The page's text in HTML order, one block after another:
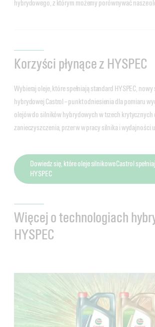
hybrydowego, z którym możemy porównywać nasze
Korzyści płynące z HYSPEC
Wybieraj oleje, które spełniają standard HYSPEC,
hybrydowej Castrol – punkt odniesienia dla pomiaru
olejów do silników hybrydowych w trzech krytycznych
zanieczyszczenia, przerw w pracy silnika i wydajności
Dowiedz się, które oleje silnikowe Castrol
HYSPEC
Więcej o technologiach
HYSPEC